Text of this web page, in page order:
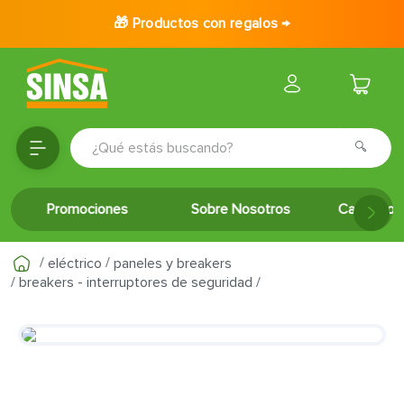
🎁 Productos con regalos →
¿Qué estás buscando?
Promociones Sobre Nosotros Catálogo
eléctrico
paneles y breakers
breakers - interruptores de seguridad
TÉRMINOS MÁS BUSCADOS
1.
porcelanato
2.
ceramica
3.
baldosa